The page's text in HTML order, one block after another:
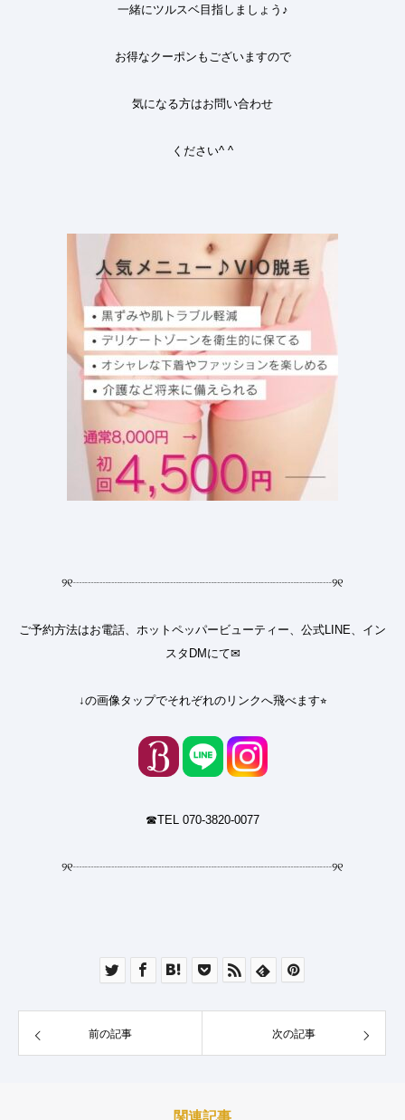
一緒にツルスベ目指しましょう♪
お得なクーポンもございますので
気になる方はお問い合わせ
ください^ ^
୨୧┈┈┈┈┈┈┈┈┈┈┈┈┈┈┈┈┈┈┈┈┈┈୨୧
ご予約方法はお電話、ホットペッパービューティー、公式LINE、イン
スタDMにて✉︎
↓の画像タップでそれぞれのリンクへ飛べます⭐︎
☎︎TEL 070-3820-0077
୨୧┈┈┈┈┈┈┈┈┈┈┈┈┈┈┈┈┈┈┈┈┈┈୨୧
前の記事 次の記事
関連記事